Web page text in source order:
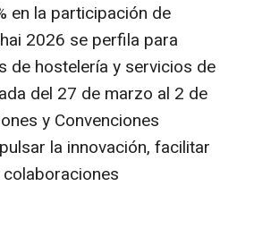
en la participación de
2026 se perfila para
de hostelería y servicios de
del 27 de marzo al 2 de
y Convenciones
la innovación, facilitar